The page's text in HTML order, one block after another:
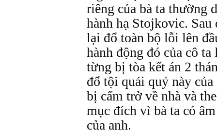
riêng của bà ta thường
hành hạ Stojkovic.
lại đổ toàn bộ lỗi lên
hành động đó của cô
từng bị tòa kết án 2
đổ tội quái quỷ này
bị cấm trở về nhà và
mục đích vì bà ta có
của anh.